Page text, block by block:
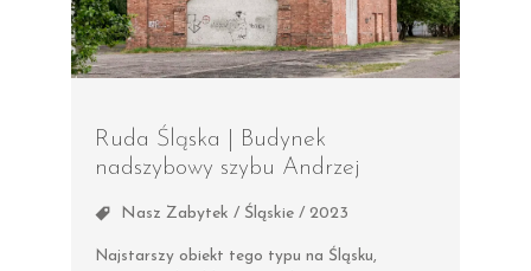
Ruda Śląska | Budynek
nadszybowy szybu Andrzej
Nasz Zabytek / Śląskie / 2023
Najstarszy obiekt tego typu na Śląsku,